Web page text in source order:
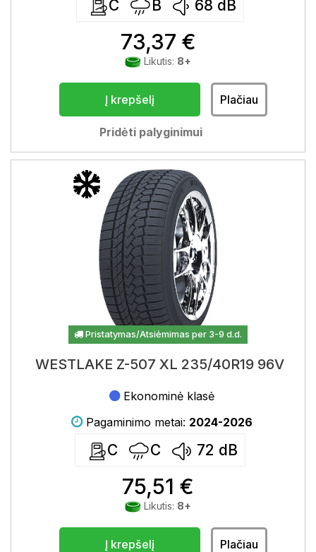
C B 68 dB
73,37 €
Likutis: 8+
Į krepšelį Plačiau
Pridėti palyginimui
Pristatymas/Atsiėmimas per 3-9 d.d.
WESTLAKE Z-507 XL 235/40R19 96V
Ekonominė klasė
Pagaminimo metai: 2024-2026
C C 72 dB
75,51 €
Likutis: 8+
Į krepšelį Plačiau